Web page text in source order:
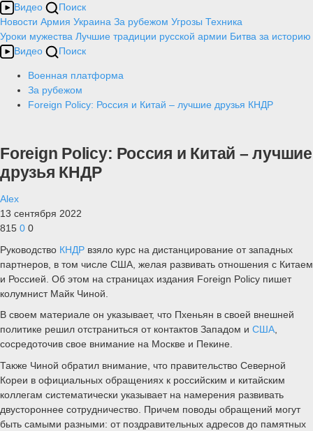
Видео
Поиск
Новости Армия Украина За рубежом Угрозы Техника
Уроки мужества Лучшие традиции русской армии Битва за историю
Видео
Поиск
Военная платформа
За рубежом
Foreign Policy: Россия и Китай – лучшие друзья КНДР
Foreign Policy: Россия и Китай – лучшие
друзья КНДР
Alex
13 сентября 2022
815 0 0
Руководство КНДР взяло курс на дистанцирование от западных
партнеров, в том числе США, желая развивать отношения с Китаем
и Россией. Об этом на страницах издания Foreign Policy пишет
колумнист Майк Чиной.
В своем материале он указывает, что Пхеньян в своей внешней
политике решил отстраниться от контактов Западом и США,
сосредоточив свое внимание на Москве и Пекине.
Также Чиной обратил внимание, что правительство Северной
Кореи в официальных обращениях к российским и китайским
коллегам систематически указывает на намерения развивать
двустороннее сотрудничество. Причем поводы обращений могут
быть самыми разными: от поздравительных адресов до памятных